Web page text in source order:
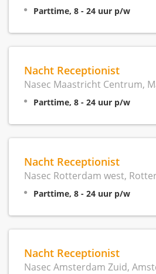
Parttime, 8 - 24 uur p/w
Nacht Receptionist
Nasec Maastricht Centrum,
Parttime, 8 - 24 uur p/w
Nacht Receptionist
Nasec Rotterdam west,
Parttime, 8 - 24 uur p/w
Nacht Receptionist
Nasec Amsterdam Zuid,